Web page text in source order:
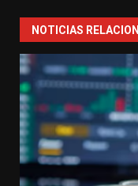
NOTICIAS